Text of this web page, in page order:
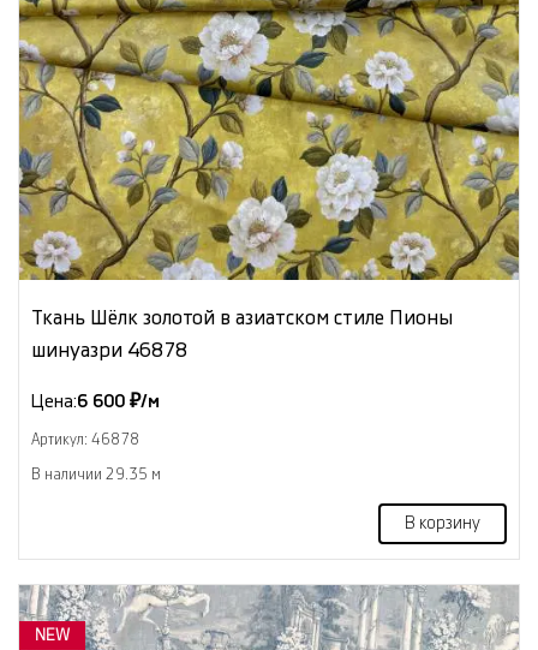
Ткань Шёлк золотой в азиатском стиле Пионы
шинуазри 46878
Цена:6 600 ₽/м
Артикул: 46878
В наличии 29.35 м
В корзину
NEW